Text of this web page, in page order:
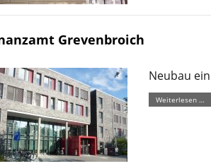
Grevenbroich
Neubau
Weiterlesen …